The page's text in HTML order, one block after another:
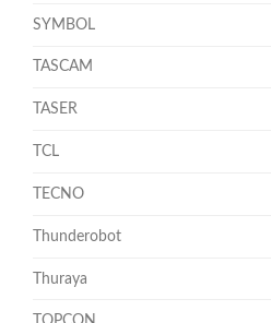
SYMBOL
TASCAM
TASER
TCL
TECNO
Thunderobot
Thuraya